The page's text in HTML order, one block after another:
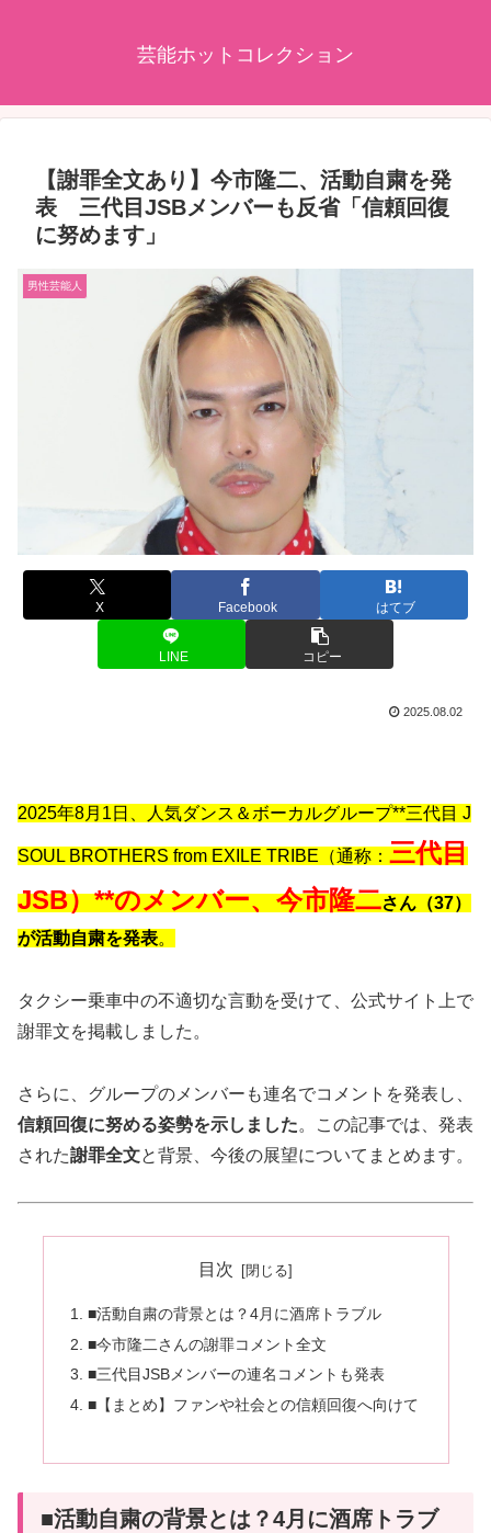
芸能ホットコレクション
【謝罪全文あり】今市隆二、活動自粛を発
表 三代目JSBメンバーも反省「信頼回復
に努めます」
男性芸能人
X Facebook はてブ
LINE コピー
2025.08.02
2025年8月1日、人気ダンス＆ボーカルグループ**三代目 J
SOUL BROTHERS from EXILE TRIBE（通称： 三代目
JSB）**のメンバー、今市隆二さん（37）
が活動自粛を発表。
タクシー乗車中の不適切な言動を受けて、公式サイト上で
謝罪文を掲載しました。
さらに、グループのメンバーも連名でコメントを発表し、
信頼回復に努める姿勢を示しました。この記事では、発表
された謝罪全文と背景、今後の展望についてまとめます。
目次
■活動自粛の背景とは？4月に酒席トラブル
■今市隆二さんの謝罪コメント全文
■三代目JSBメンバーの連名コメントも発表
■【まとめ】ファンや社会との信頼回復へ向けて
■活動自粛の背景とは？4月に酒席トラブ